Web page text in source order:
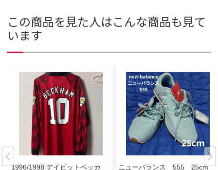
この商品を見た人はこんな商品も見て
います
1996/1998 デイビットベッカ
ニューバランス 555 25cm